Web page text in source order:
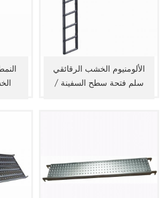
الألومنيوم الخشب الرقائقي
سلم فتحة سطح السفينة /